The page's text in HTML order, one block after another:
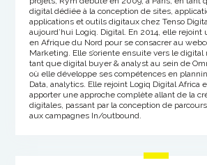
digital dédiée à la conception de sites,
applications et outils digitaux chez Tenso
aujourd’hui Logiq. Digital. En 2014, elle rejoint
en Afrique du Nord pour se consacrer au
Marketing. Elle s’oriente ensuite vers le
tant que digital buyer & analyst au sein de
où elle développe ses compétences en
Data, analytics. Elle rejoint Logiq Digital Africa
apporter une approche complète allant de la
digitales, passant par la conception de
aux campagnes In/outbound.